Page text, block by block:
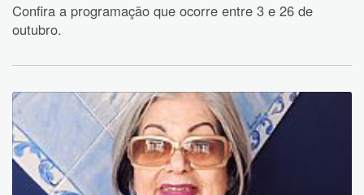
Confira a programação que ocorre entre 3 e 26 de
outubro.